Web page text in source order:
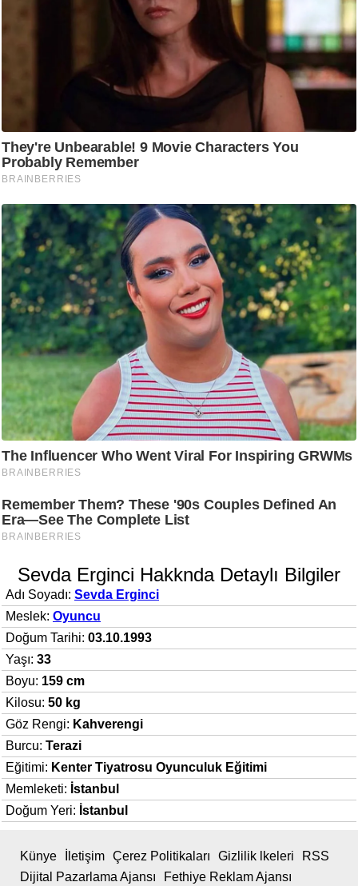
Sevda Erginci Hakknda Detaylı Bilgiler
Adı Soyadı: Sevda Erginci
Meslek: Oyuncu
Doğum Tarihi: 03.10.1993
Yaşı: 33
Boyu: 159 cm
Kilosu: 50 kg
Göz Rengi: Kahverengi
Burcu: Terazi
Eğitimi: Kenter Tiyatrosu Oyunculuk Eğitimi
Memleketi: İstanbul
Doğum Yeri: İstanbul
Künye İletişim Çerez Politikaları Gizlilik lkeleri
RSS
Dijital Pazarlama Ajansı
Fethiye Reklam Ajansı